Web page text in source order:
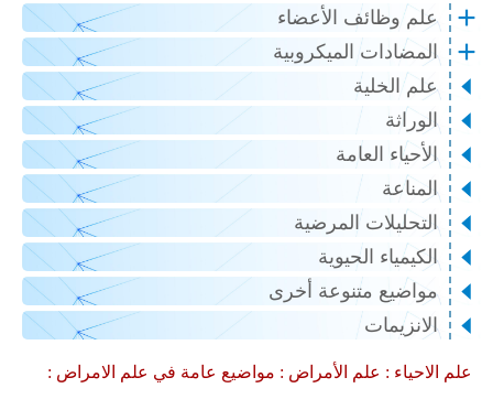
علم وظائف الأعضاء
المضادات الميكروبية
علم الخلية
الوراثة
الأحياء العامة
المناعة
التحليلات المرضية
الكيمياء الحيوية
مواضيع متنوعة أخرى
الانزيمات
علم الاحياء : علم الأمراض : مواضيع عامة في علم الامراض :